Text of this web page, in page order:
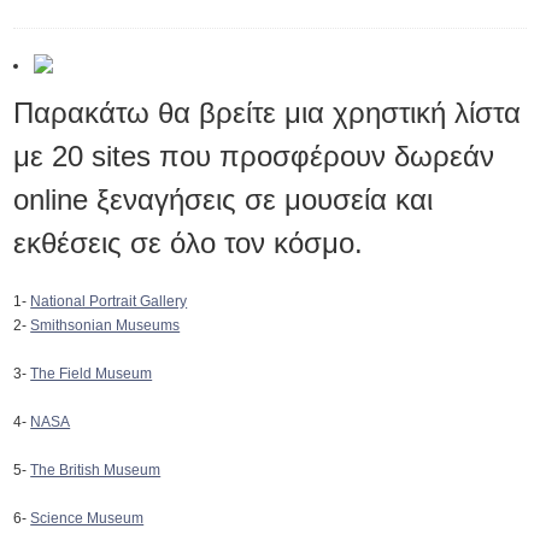
Παρακάτω θα βρείτε μια χρηστική λίστα
με 20 sites που προσφέρουν δωρεάν
online ξεναγήσεις σε μουσεία και
εκθέσεις σε όλο τον κόσμο.
1- National Portrait Gallery
2-Smithsonian Museums
3-The Field Museum
4- NASA
5-The British Museum
6-Science Museum